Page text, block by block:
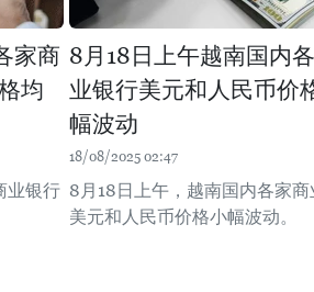
家商
均
业银行
8月18日上午越南国内
业银行美元和人民币价
幅波动
18/08/2025 02:47
8月18日上午，越南国内各家
美元和人民币价格小幅波动。